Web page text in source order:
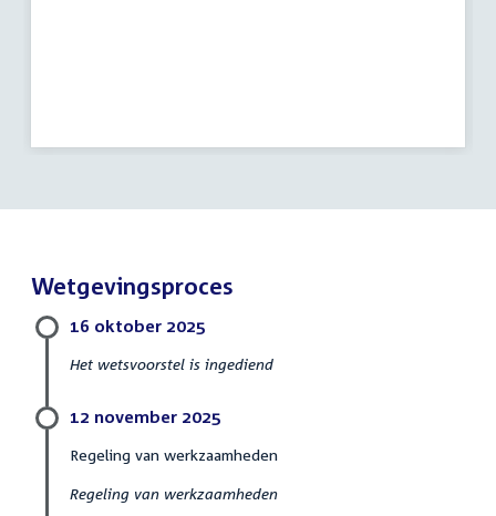
Wetgevingsproces
16 oktober 2025
Het wetsvoorstel is ingediend
12 november 2025
Regeling van werkzaamheden
Regeling van werkzaamheden